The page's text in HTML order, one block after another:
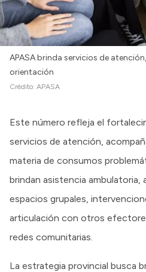
APASA brinda servicios de
orientación
Crédito: APASA
Este número refleja el
servicios de atención,
materia de consumos
brindan asistencia ambulatoria,
espacios grupales,
articulación con otros
redes comunitarias.​
La estrategia provincial busca